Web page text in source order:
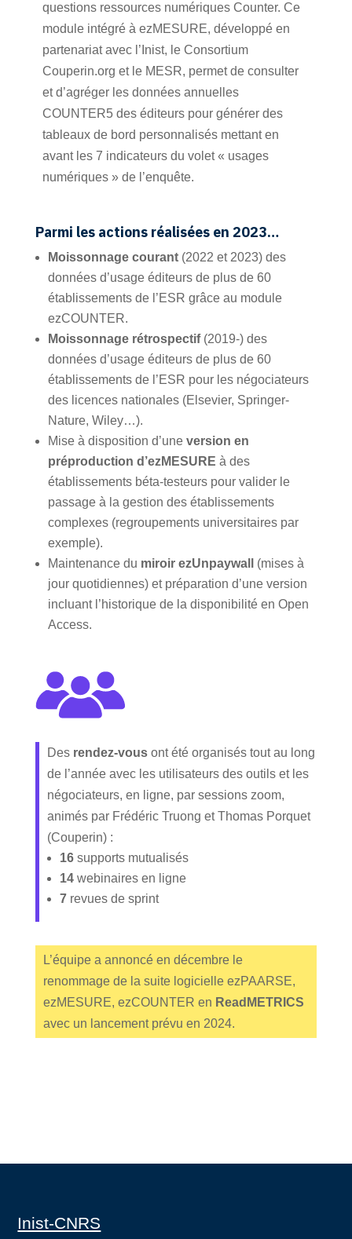
questions ressources numériques Counter. Ce
module intégré à ezMESURE, développé en
partenariat avec l’Inist, le Consortium
Couperin.org et le MESR, permet de consulter
et d’agréger les données annuelles
COUNTER5 des éditeurs pour générer des
tableaux de bord personnalisés mettant en
avant les 7 indicateurs du volet « usages
numériques » de l’enquête.
Parmi les actions réalisées en 2023…
Moissonnage courant(2022 et 2023) des
données d’usage éditeurs de plus de 60
établissements de l’ESR grâce au module
ezCOUNTER.
Moissonnage rétrospectif(2019-) des
données d’usage éditeurs de plus de 60
établissements de l’ESR pour les négociateurs
des licences nationales (Elsevier, Springer-
Nature, Wiley…).
Mise à disposition d’une version en
préproduction d’ezMESURE à des
établissements béta-testeurs pour valider le
passage à la gestion des établissements
complexes (regroupements universitaires par
exemple).
Maintenance du miroir ezUnpaywall
(mises à
jour quotidiennes) et préparation d’une version
incluant l’historique de la disponibilité en Open
Access.
Desrendez-vousont été organisés tout au long
de l’année avec les utilisateurs des outils et les
négociateurs, en ligne, par sessions zoom,
animés par Frédéric Truong et Thomas Porquet
(Couperin) :
16supports mutualisés
14webinaires en ligne
7revues de sprint
L’équipe a annoncé en décembre le
renommage de la suite logicielle ezPAARSE,
ezMESURE, ezCOUNTER en ReadMETRICS
avec un lancement prévu en 2024.
Inist-CNRS